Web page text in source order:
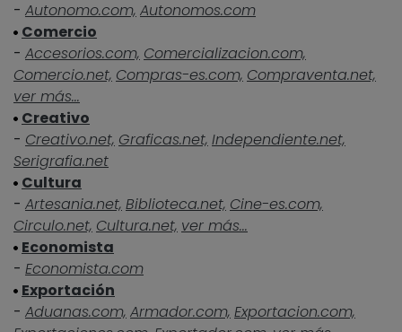
- Autonomo.com, Autonomos.com
Comercio
- Accesorios.com, Comercializacion.com,
Comercio.net, Compras-es.com, Compraventa.net,
ver más...
Creativo
- Creativo.net, Graficas.net, Independiente.net,
Serigrafia.net
Cultura
- Artesania.net, Biblioteca.net, Cine-es.com,
Circulo.net, Cultura.net, ver más...
Economista
- Economista.com
Exportación
- Aduanas.com, Armador.com, Exportacion.com,